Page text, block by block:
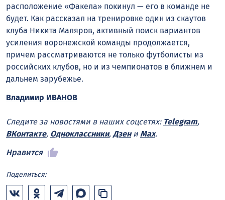
расположение «Факела» покинул — его в команде не
будет. Как рассказал на тренировке один из скаутов
клуба Никита Маляров, активный поиск вариантов
усиления воронежской команды продолжается,
причем рассматриваются не только футболисты из
российских клубов, но и из чемпионатов в ближнем и
дальнем зарубежье.
Владимир ИВАНОВ
Следите за новостями в наших соцсетях: Telegram,
ВКонтакте, Одноклассники, Дзени Max.
Нравится
Поделиться: